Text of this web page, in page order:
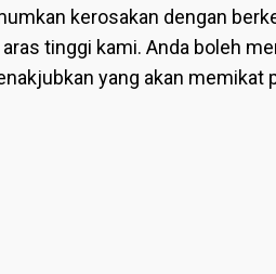
kerosakan dengan
tinggi kami. Anda boleh
yang akan